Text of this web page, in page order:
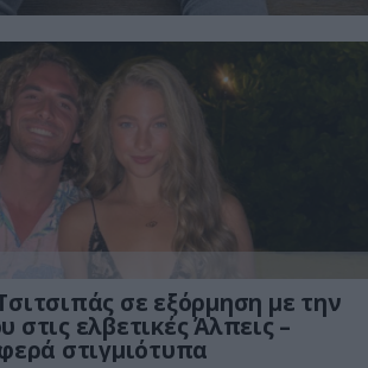
σε εξόρμηση με την
στις ελβετικές Άλπεις –
στιγμιότυπα